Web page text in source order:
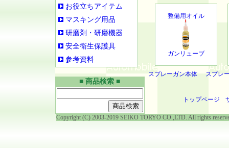
整備用オイル
ガンリューブ
スプレーガン本体 スプレ
トップページ
お役立ちアイテム
マスキング用品
研磨剤・研磨機器
安全衛生保護具
参考資料
■ 商品検索 ■
Copyright (C) 2003-2019 SEIKO TORYO CO.,LTD. All rights